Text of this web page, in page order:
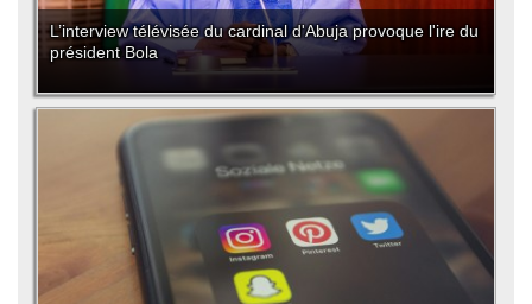
L’interview télévisée du cardinal d'Abuja provoque l'ire du
président Bola